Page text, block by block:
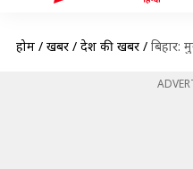
होम / खबरें / देश की खबरें / बिहार: